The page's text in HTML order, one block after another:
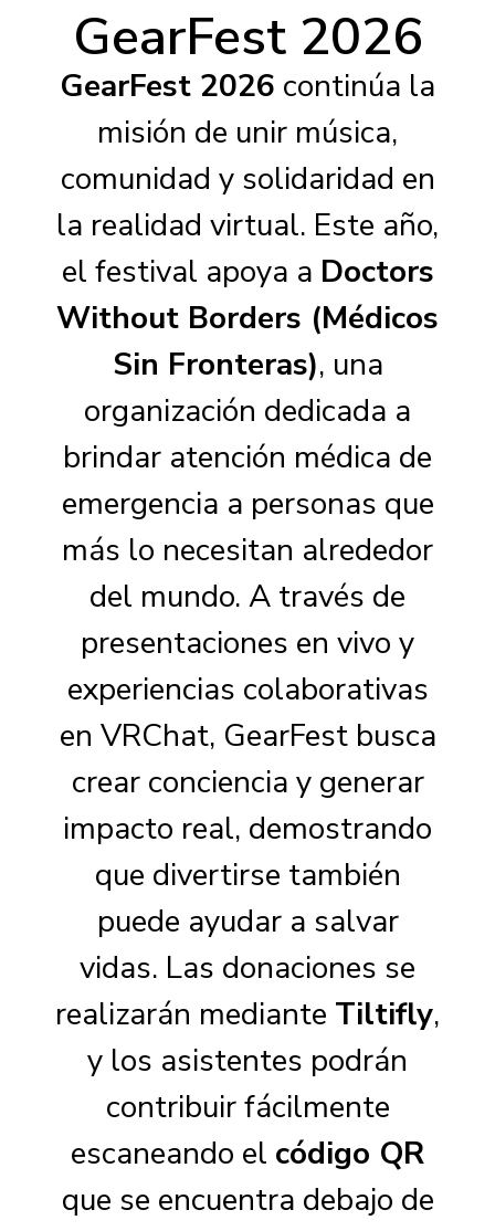
GearFest 2026
GearFest 2026 continúa la
misión de unir música,
comunidad y solidaridad en
la realidad virtual. Este año,
el festival apoya a Doctors
Without Borders (Médicos
Sin Fronteras), una
organización dedicada a
brindar atención médica de
emergencia a personas que
más lo necesitan alrededor
del mundo. A través de
presentaciones en vivo y
experiencias colaborativas
en VRChat, GearFest busca
crear conciencia y generar
impacto real, demostrando
que divertirse también
puede ayudar a salvar
vidas. Las donaciones se
realizarán mediante Tiltifly,
y los asistentes podrán
contribuir fácilmente
escaneando el código QR
que se encuentra debajo de